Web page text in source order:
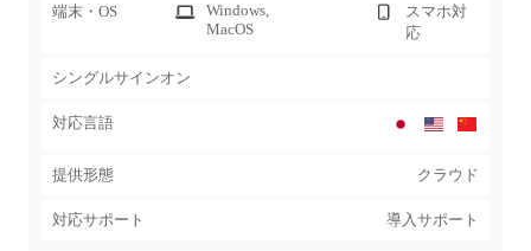
端末・OS Windows,
MacOS
スマホ対
応
シングルサインオン
対応言語
提供形態 クラウド
対応サポート 導入サポート